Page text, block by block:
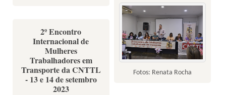
Fotos: Renata Rocha
2º Encontro
Internacional de
Mulheres
Trabalhadores em
Transporte da CNTTL
- 13 e 14 de setembro
2023